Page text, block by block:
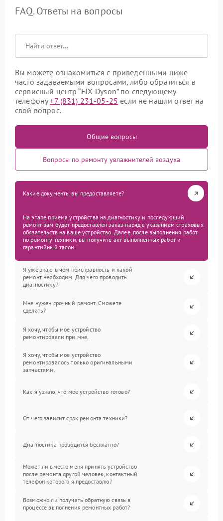
FAQ. Ответы на вопросы
Вы можете ознакомиться с приведенными ниже
часто задаваемыми вопросами, либо обратиться в
сервисный центр “FIX-Dyson” по следующему
телефону+7 (831) 231-05-25 если не нашли ответ на
свой вопрос.
Общие вопросы
Вопросы по ремонту увлажнителей воздуха
Какие документы вы предоставляете?
На этапе приема устройства на диагностику и последующий
ремонт вам будет предоставлен заказ-наряд с указанием страховых
обязательств на ваше устройство. Далее, после выполнения работ
по ремонту техники, вы получите акт выполненных работ и
гарантийный талон.
Я уже знаю в чем неисправность и какой
ремонт необходим. Для чего проводить
диагностику?
Мне нужен срочный ремонт. Сможете
сделать?
Я хочу, чтобы мое устройство
ремонтировали при мне.
Я хочу, чтобы мое устройство
ремонтировалось только оригинальными
запчастями.
Как я узнаю, что мое устройство готово?
От чего зависит срок ремонта техники?
Диагностика проводится бесплатно?
Может ли вместо меня принять устройство
после ремонта другой человек, контактный
телефон которого я предоставлю?
Возможно ли получать обратную связь в
процессе выполнения ремонтных работ?